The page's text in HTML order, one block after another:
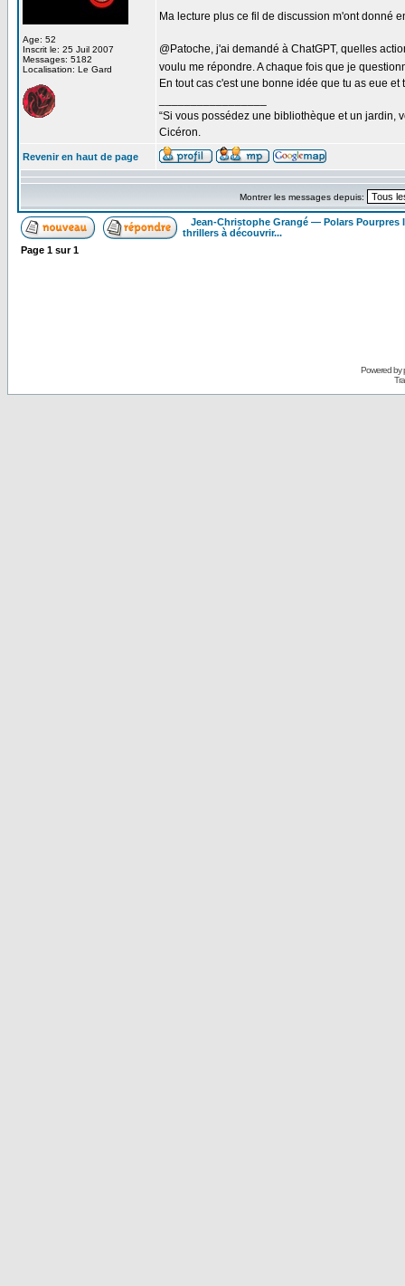
Age: 52
Inscrit le: 25 Juil 2007
Messages: 5182
Localisation: Le Gard
Ma lecture plus ce fil de discussion m'ont donné
@Patoche, j'ai demandé à ChatGPT, quelles
voulu me répondre. A chaque fois que je
En tout cas c'est une bonne idée que tu as eue
“Si vous possédez une bibliothèque et un jardin,
Cicéron.
Revenir en haut de page
Montrer les messages depuis:
Jean-Christophe Grangé — Polars Pourpres
thrillers à découvrir...
Page 1 sur1
Powered by